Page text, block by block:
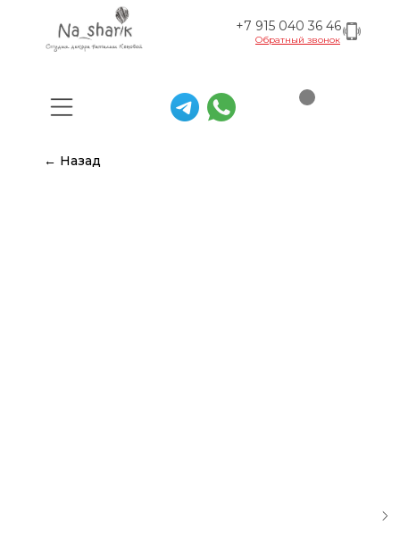
+7 915 040 36 46
Обратный звонок
← Назад